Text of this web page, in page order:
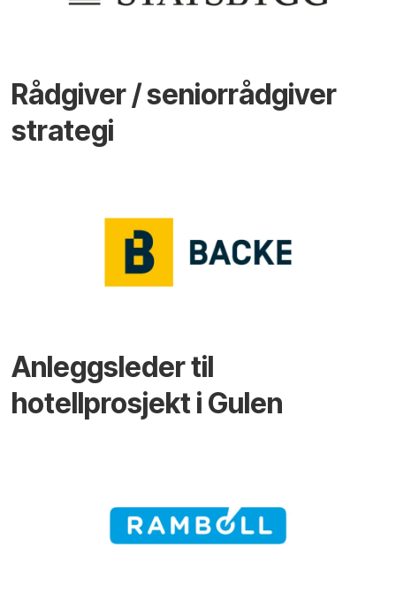
Rådgiver / seniorrådgiver
strategi
Anleggsleder til
hotellprosjekt i Gulen